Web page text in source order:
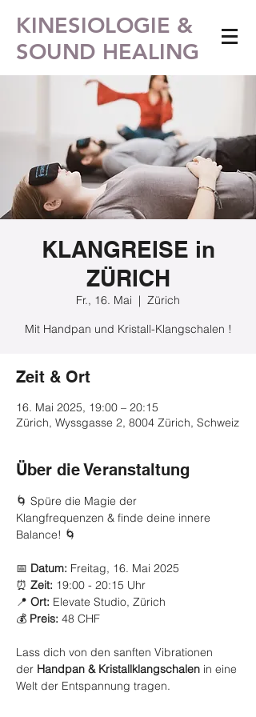
KINESIOLOGIE &
SOUND HEALING
KLANGREISE in
ZÜRICH
Fr., 16. Mai
  |
Zürich
Mit Handpan und Kristall-Klangschalen !
Zeit & Ort
16. Mai 2025, 19:00 – 20:15
Zürich, Wyssgasse 2, 8004 Zürich, Schweiz
Über die Veranstaltung
🌀 Spüre die Magie der
Klangfrequenzen & finde deine innere
Balance! 🌀
📅 Datum: Freitag, 16. Mai 2025
⏰ Zeit: 19:00 - 20:15 Uhr
📍 Ort: Elevate Studio, Zürich
💰 Preis: 48 CHF
Lass dich von den sanften Vibrationen
der Handpan & Kristallklangschalen in eine
Welt der Entspannung tragen.